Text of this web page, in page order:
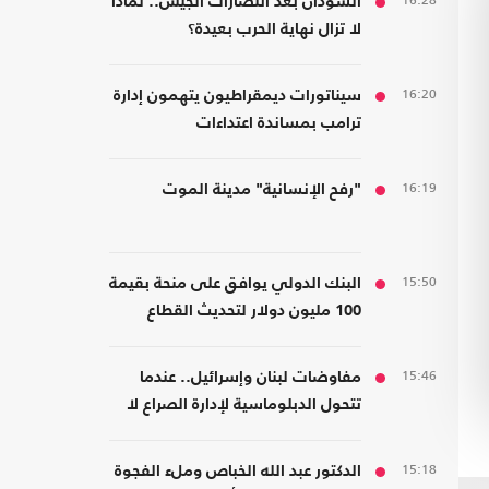
لا تزال نهاية الحرب بعيدة؟
16:20
سيناتورات ديمقراطيون يتهمون إدارة
ترامب بمساندة اعتداءات
16:19 "رفح الإنسانية" مدينة الموت
15:50
البنك الدولي يوافق على منحة بقيمة
100 مليون دولار لتحديث القطاع
15:46
مفاوضات لبنان وإسرائيل.. عندما
تتحول الدبلوماسية لإدارة الصراع لا
15:18 الدكتور عبد الله الخباص وملء الفجوة